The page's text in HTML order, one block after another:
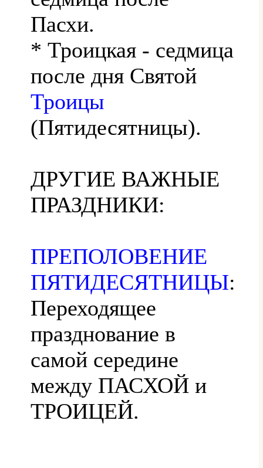
Пасхи.
* Троицкая - седмица
после дня Святой
Троицы
(Пятидесятницы).
ДРУГИЕ ВАЖНЫЕ
ПРАЗДНИКИ:
ПРЕПОЛОВЕНИЕ
ПЯТИДЕСЯТНИЦЫ:
Переходящее
празднование в
самой середине
между ПАСХОЙ и
ТРОИЦЕЙ.